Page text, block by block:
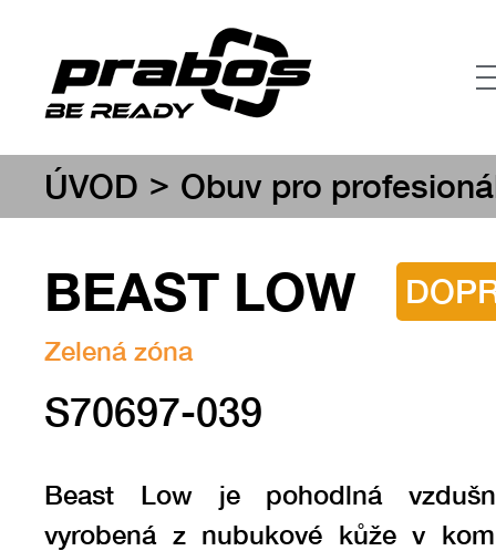
ÚVOD > Obuv pro
BEAST LOW
Zelená zóna
S70697-039
Beast Low je pohodlná
vyrobená z nubukové kůže v